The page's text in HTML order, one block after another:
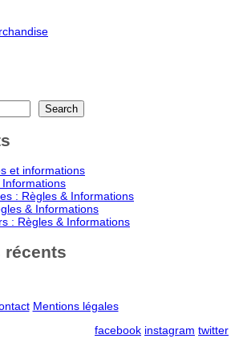
Search
et informations
: Règles & Informations
& Informations
: Règles & Informations
récents
Mentions légales
facebook instagram twitter